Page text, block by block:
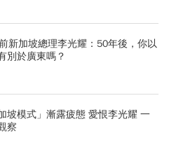
新加坡總理李光耀：50年後，你以
別於廣東嗎？
坡模式」漸露疲態 愛恨李光耀 一
察